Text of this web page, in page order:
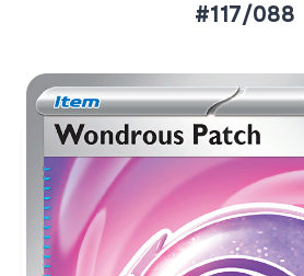
#117/088
Aktueller
€2,42